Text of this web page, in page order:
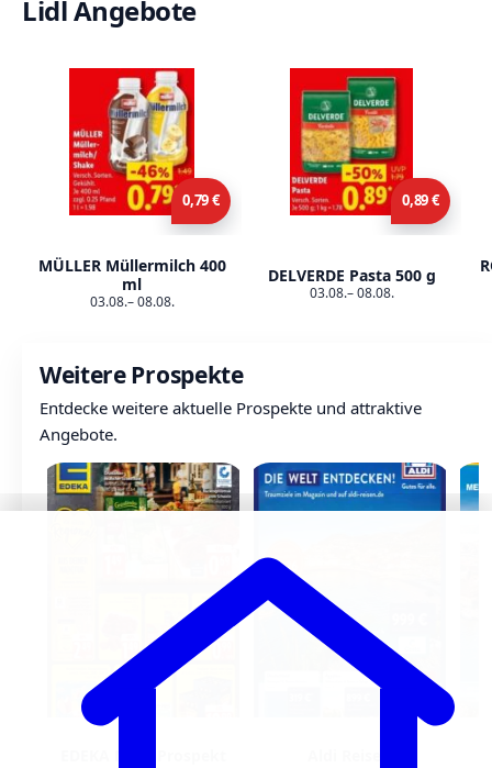
Lidl Angebote
0,79 €
MÜLLER Müllermilch 400
ml
03.08.– 08.08.
0,89 €
DELVERDE Pasta 500 g
03.08.– 08.08.
Weitere Prospekte
Entdecke weitere aktuelle Prospekte und attraktive
Angebote.